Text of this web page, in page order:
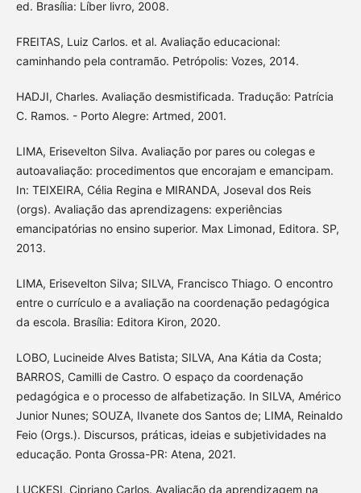
ed. Brasília: Líber livro, 2008.
FREITAS, Luiz Carlos. et al. Avaliação educacional:
caminhando pela contramão. Petrópolis: Vozes, 2014.
HADJI, Charles. Avaliação desmistificada. Tradução: Patrícia
C. Ramos. - Porto Alegre: Artmed, 2001.
LIMA, Erisevelton Silva. Avaliação por pares ou colegas e
autoavaliação: procedimentos que encorajam e emancipam.
In: TEIXEIRA, Célia Regina e MIRANDA, Joseval dos Reis
(orgs). Avaliação das aprendizagens: experiências
emancipatórias no ensino superior. Max Limonad, Editora. SP,
2013.
LIMA, Erisevelton Silva; SILVA, Francisco Thiago. O encontro
entre o currículo e a avaliação na coordenação pedagógica
da escola. Brasília: Editora Kiron, 2020.
LOBO, Lucineide Alves Batista; SILVA, Ana Kátia da Costa;
BARROS, Camilli de Castro. O espaço da coordenação
pedagógica e o processo de alfabetização. In SILVA, Américo
Junior Nunes; SOUZA, Ilvanete dos Santos de; LIMA, Reinaldo
Feio (Orgs.). Discursos, práticas, ideias e subjetividades na
educação. Ponta Grossa-PR: Atena, 2021.
LUCKESI, Cipriano Carlos. Avaliação da aprendizagem na